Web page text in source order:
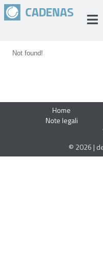
Not found!
Home
Note legali
© 2026 |